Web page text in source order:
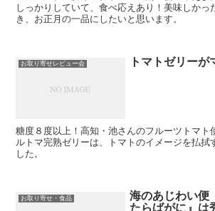
しっかりしていて、食べ応えあり！美味しかっ
き、お正月の一品にしたいと思います。
お取り寄せレビュー会 トマトゼリーが
糖度８度以上！高知・池さんのフルーツトマ
ルトマ完熟ゼリーは、トマトのイメージを払拭
した。
お取り寄せ・食品
海のあじわい
たらばがに』は